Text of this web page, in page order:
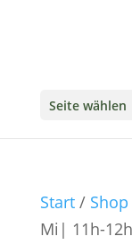
Seite wählen
Start/ Shop
Mi| 11h-